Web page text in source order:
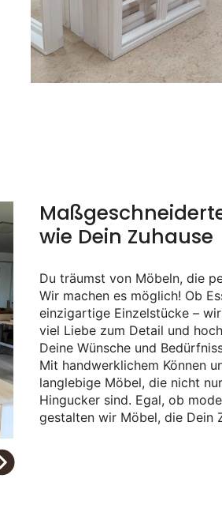
wie Dein Zuhause
Du träumst von Möbeln, die
Wir machen es möglich! Ob
einzigartige Einzelstücke –
viel Liebe zum Detail und
Deine Wünsche und
Mit handwerklichem Können
langlebige Möbel, die nicht
Hingucker sind. Egal, ob
gestalten wir Möbel, die Dein